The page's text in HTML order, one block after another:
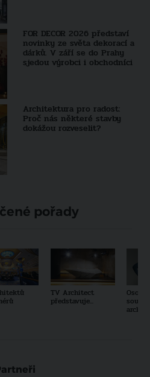
FOR DECOR 2026 představí
novinky ze světa dekorací a
dárků. V září se do Prahy
sjedou výrobci i obchodníci
Architektura pro radost:
Proč nás některé stavby
dokážou rozveselit?
pořady
TV Architect
představuje...